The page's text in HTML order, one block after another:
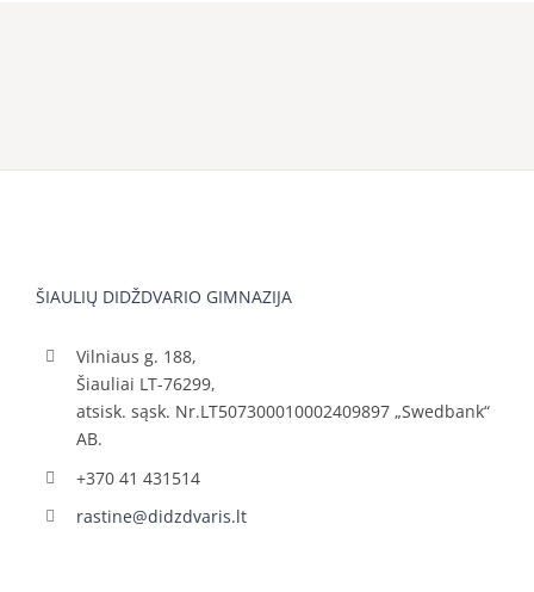
ŠIAULIŲ DIDŽDVARIO GIMNAZIJA
Vilniaus g. 188,
Šiauliai LT-76299,
atsisk. sąsk. Nr.LT507300010002409897 „Swedbank“
AB.
+370 41 431514
rastine@didzdvaris.lt